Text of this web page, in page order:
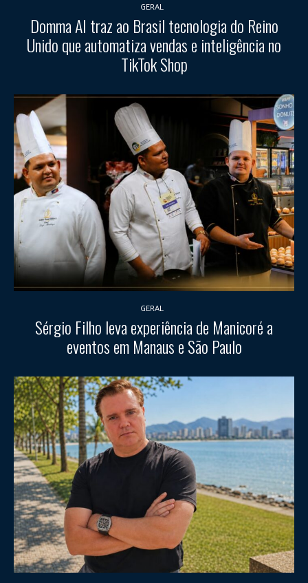
GERAL
Domma AI traz ao Brasil tecnologia do Reino
Unido que automatiza vendas e inteligência no
TikTok Shop
GERAL
Sérgio Filho leva experiência de Manicoré a
eventos em Manaus e São Paulo